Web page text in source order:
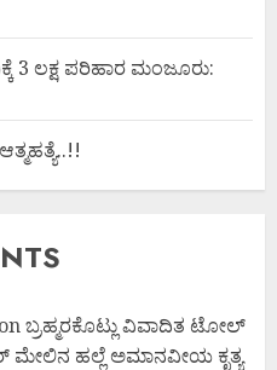
3 ಲಕ್ಷ ಪರಿಹಾರ ಮಂಜೂರು:
onಬ್ರಹ್ಮರಕೊಟ್ಲು ವಿವಾದಿತ ಟೋಲ್
ಮೇಲಿನ ಹಲ್ಲೆ ಅಮಾನವೀಯ ಕೃತ್ಯ